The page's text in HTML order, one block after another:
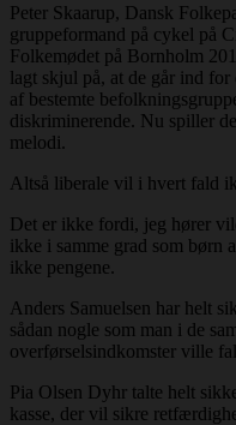
Peter Skaarup, Dansk
gruppeformand på cykel på
Folkemødet på Bornholm
lagt skjul på, at de går ind
af bestemte
diskriminerende. Nu spiller
melodi.
Altså liberale vil i hvert fald
Det er ikke fordi, jeg hører
ikke i samme grad som børn
ikke pengene.
Anders Samuelsen har helt
sådan nogle som man i de
overførselsindkomster ville
Pia Olsen Dyhr talte helt
kasse, der vil sikre